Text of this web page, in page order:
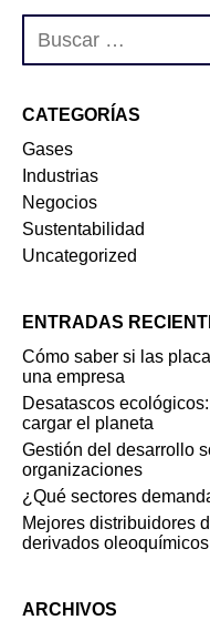
CATEGORÍAS
Gases
Industrias
Negocios
Sustentabilidad
Uncategorized
ENTRADAS
Cómo saber si las
una empresa
Desatascos
cargar el planeta
Gestión del desarrollo
organizaciones
¿Qué sectores
Mejores distribuidores
derivados
ARCHIVOS